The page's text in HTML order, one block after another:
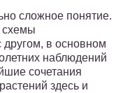
сложное понятие.
схемы
другом, в основном
наблюдений
сочетания
здесь и